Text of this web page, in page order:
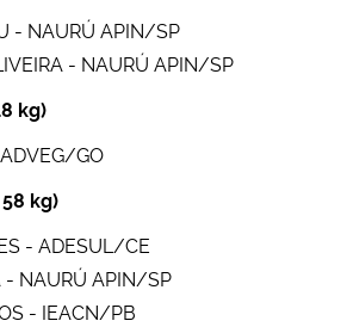
- NAURÚ APIN/SP
- NAURÚ APIN/SP
kg)
GO
kg)
- ADESUL/CE
- NAURÚ APIN/SP
- IEACN/PB